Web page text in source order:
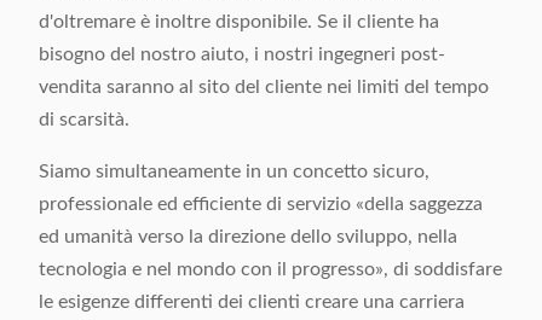
d'oltremare è inoltre disponibile. Se il cliente ha
bisogno del nostro aiuto, i nostri ingegneri post-
vendita saranno al sito del cliente nei limiti del tempo
di scarsità.
Siamo simultaneamente in un concetto sicuro,
professionale ed efficiente di servizio «della saggezza
ed umanità verso la direzione dello sviluppo, nella
tecnologia e nel mondo con il progresso», di soddisfare
le esigenze differenti dei clienti creare una carriera